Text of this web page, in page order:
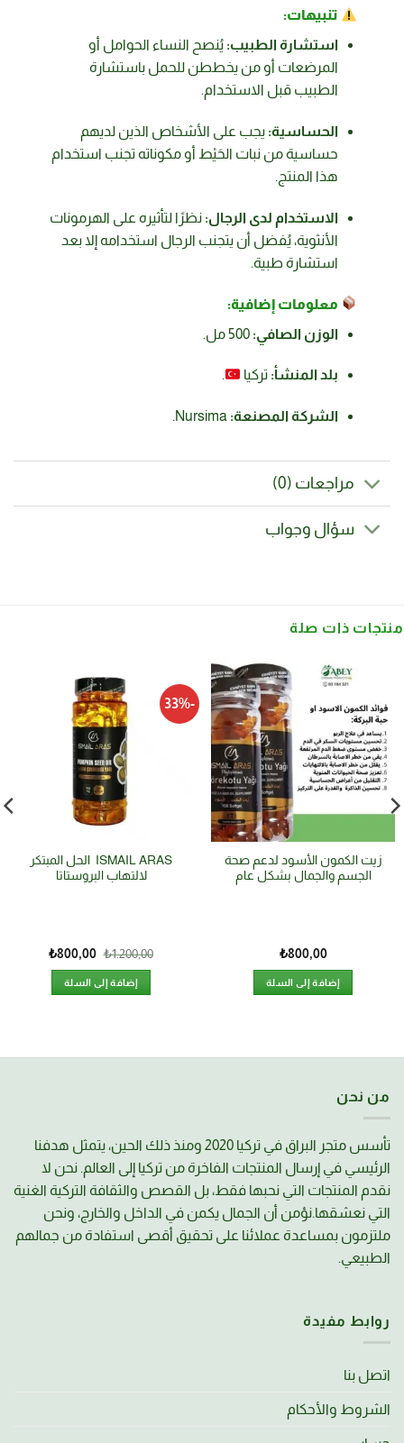
تنبيهات:
استشارة الطبيب: يُنصح النساء الحوامل أو
المرضعات أو من يخططن للحمل باستشارة
الطبيب قبل الاستخدام.
الحساسية: يجب على الأشخاص الذين لديهم
حساسية من نبات الحَيْط أو مكوناته تجنب استخدام
هذا المنتج.
الاستخدام لدى الرجال: نظرًا لتأثيره على الهرمونات
الأنثوية، يُفضل أن يتجنب الرجال استخدامه إلا بعد
استشارة طبية.
معلومات إضافية:
الوزن الصافي: 500 مل.
بلد المنشأ: تركيا .
الشركة المصنعة: Nursima.
مراجعات (0)
سؤال وجواب
منتجات ذات صلة
زيت الكمون الأسود لدعم صحة
الجسم والجمال بشكل عام
₺800,00
إضافة إلى السلة
-33%
ISMAIL ARAS الحل المبتكر
لالتهاب البروستاتا
₺1.200,00
₺800,00
إضافة إلى السلة
من نحن
تأسس متجر البراق في تركيا 2020 ومنذ ذلك الحين، يتمثل هدفنا
الرئيسي في إرسال المنتجات الفاخرة من تركيا إلى العالم. نحن لا
نقدم المنتجات التي نحبها فقط، بل القصص والثقافة التركية الغنية
التي نعشقها.نؤمن أن الجمال يكمن في الداخل والخارج، ونحن
ملتزمون بمساعدة عملائنا على تحقيق أقصى استفادة من جمالهم
الطبيعي.
روابط مفيدة
اتصل بنا
الشروط والأحكام